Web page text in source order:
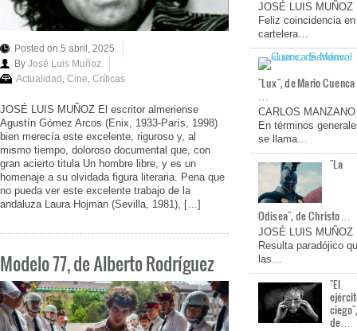
Posted on 5 abril, 2025
By José Luis Muñoz
Actualidad, Cine, Críticas
JOSÉ LUIS MUÑOZ El escritor almeriense
Agustín Gómez Arcos (Enix, 1933-París, 1998)
bien merecía este excelente, riguroso y, al
mismo tiempo, doloroso documental que, con
gran acierto titula Un hombre libre, y es un
homenaje a su olvidada figura literaria. Pena que
no pueda ver este excelente trabajo de la
andaluza Laura Hojman (Sevilla, 1981), […]
Modelo 77, de Alberto Rodríguez
JOSÉ LUIS MUÑOZ
Feliz coincidencia en
cartelera…
"Lux", de Mario Cuenca
…
CARLOS MANZANO
En términos
se llama…
"La
Odisea", de Christo…
JOSÉ LUIS MUÑOZ
Resulta paradójico
las…
"El
de…